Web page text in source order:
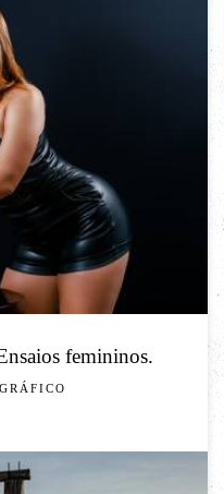
femininos.